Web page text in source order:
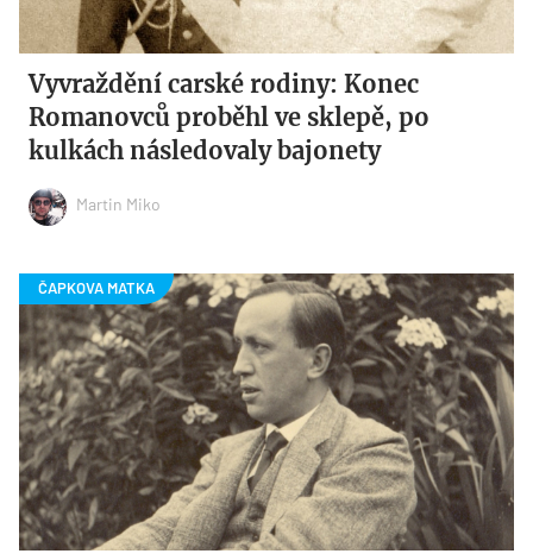
Vyvraždění carské rodiny: Konec
Romanovců proběhl ve sklepě, po
kulkách následovaly bajonety
Martin Miko